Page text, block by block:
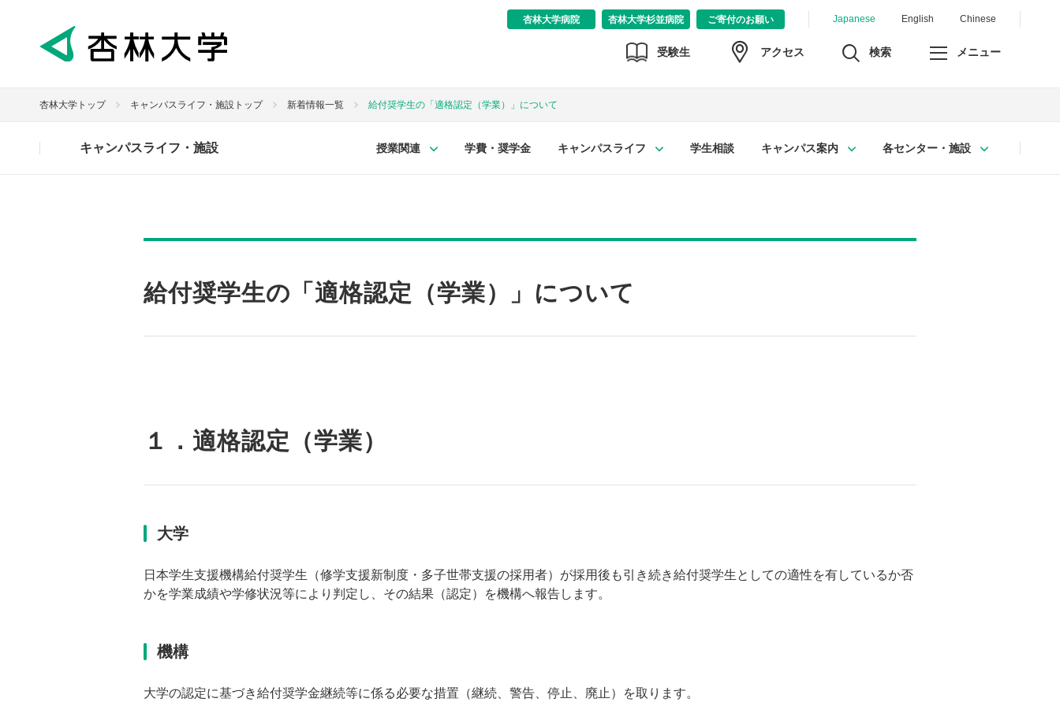
Japanese English Chinese
杏林大学病院 杏林大学杉並病院 ご寄付のお願い
受験生 アクセス 検索 メニュー
杏林大学トップ キャンパスライフ・施設トップ 新着情報一覧 給付奨学生の「適格認定（学業）」について
キャンパスライフ・施設 授業関連 学費・奨学金 キャンパスライフ 学生相談 キャンパス案内 各センター・施設
給付奨学生の「適格認定（学業）」について
１．適格認定（学業）
大学
日本学生支援機構給付奨学生（修学支援新制度・多子世帯支援の採用者）が採用後も引き続き給付奨学生としての適性を有しているか否
かを学業成績や学修状況等により判定し、その結果（認定）を機構へ報告します。
機構
大学の認定に基づき給付奨学金継続等に係る必要な措置（継続、警告、停止、廃止）を取ります。